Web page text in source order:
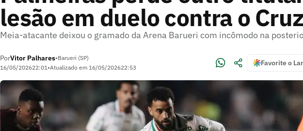
lesão em duelo contra o
Meia-atacante deixou o gramado da Arena Barueri com incômodo na
PorVitor Palhares•Barueri (SP)
16/05/202622:01•Atualizado em 16/05/202622:53
Favorite o